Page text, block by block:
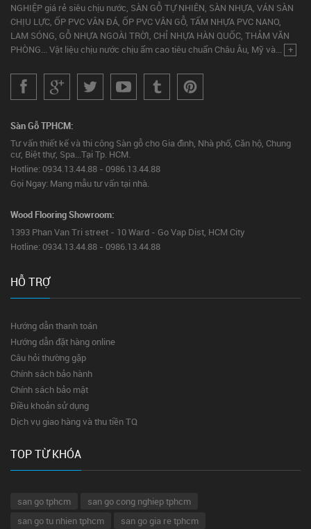
NGHIỆP giá rẻ siêu chịu nước, SÀN GỖ TỰ NHIÊN, SÀN NHỰA, VÁN SÀN
CHỊU LỰC, ỐP PVC VÂN ĐÁ, ỐP PVC VÂN GỖ, TẤM NHỰA PVC NANO,
LAM SÓNG, GỖ NHỰA NGOÀI TRỜI, CHỈ NHỰA HÀN QUỐC, THẢM VĂN
PHÒNG... Vật liệu chịu nước chịu ẩm cao tiêu chuẩn Châu Âu, Mỹ và... +
Sàn Gỗ TPHCM:
Tư vấn thiết kế và thi công Sàn gỗ cho Gia đình, Nhà phố, Căn hộ, Chung
cư, Biệt thự, Spa...Tại Tp. HCM.
Hotline: 0934.13.44.88 - 0986.13.44.88
Gọi Ngay: Mang mẫu tư vấn tại nhà.
Wood Flooring Showroom:
1393 Phan Van Tri street - 10 Ward - Go Vap Dist, HCM City
Hotline: 0934.13.44.88 - 0986.13.44.88
HỖ TRỢ
Hướng dẫn thanh toán
Hướng dẫn đặt hàng online
Câu hỏi thường gặp
Chính sách bảo hành
Chính sách bảo mật
Điều khoản sử dụng
Dịch vụ giao hàng và thu tiền TQ
TOP TỪ KHÓA
san go tphcm
san go cong nghiep tphcm
san go tu nhien tphcm
san go gia re tphcm